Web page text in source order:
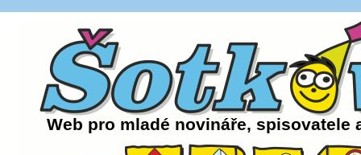
Web pro mladé novináře, spisovatele